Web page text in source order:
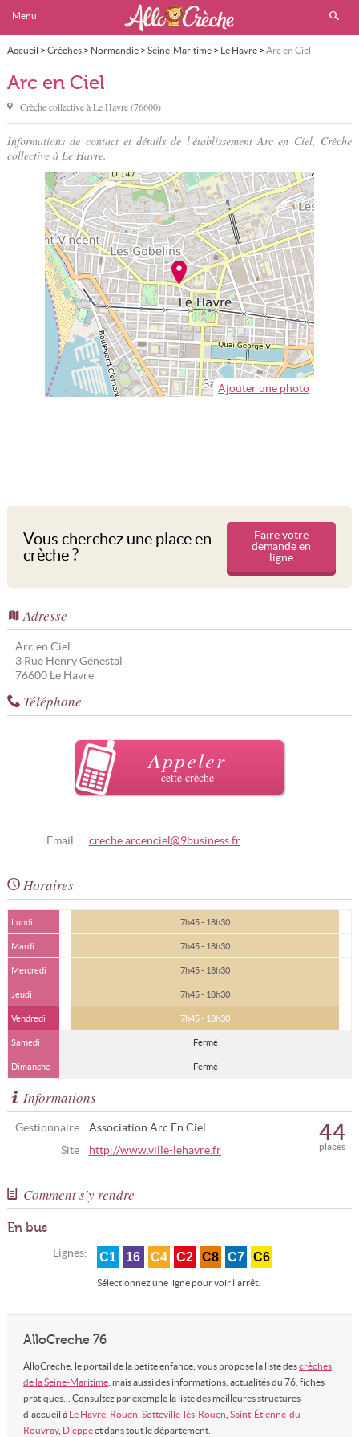
Menu
Accueil > Crèches> Normandie> Seine-Maritime> Le Havre> Arc en Ciel
Arc en Ciel
Crèche collective àLe Havre(76600)
Informations de contact et détails de l'établissement Arc en Ciel, Crèche
collective à Le Havre.
Ajouter une photo
Vous cherchez une place en
crèche ?
Faire votre
demande en
ligne
Adresse
Arc en Ciel
3 Rue Henry Génestal
76600 Le Havre
Téléphone
Appeler
cette crèche
Email : creche.arcenciel@9business.fr
Horaires
Lundi 7h45 - 18h30
Mardi 7h45 - 18h30
Mercredi 7h45 - 18h30
Jeudi 7h45 - 18h30
Vendredi 7h45 - 18h30
Samedi Fermé
Dimanche Fermé
Informations
Gestionnaire
Association Arc En Ciel
Site
http://www.ville-lehavre.fr places
44
Comment s'y rendre
En bus
Lignes: C1 16 C4 C2 C8 C7 C6
Sélectionnez une ligne pour voir l'arrêt.
AlloCreche 76
AlloCreche, le portail de la petite enfance, vous propose la liste descrèches
de la Seine-Maritime, mais aussi des informations, actualités du 76, fiches
pratiques... Consultez par exemple la liste des meilleures structures
d'accueil à Le Havre, Rouen Sotteville-lès-Rouen Saint-Étienne-du-
Rouvray, Dieppeet dans tout le département.